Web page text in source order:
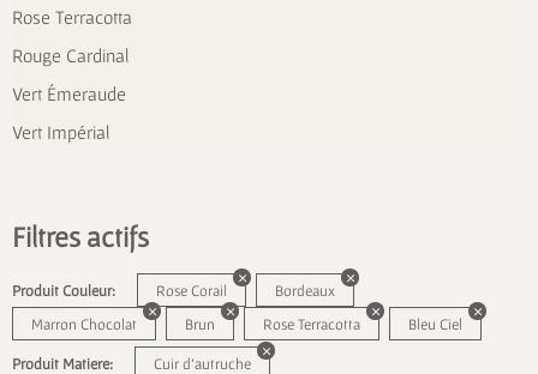
Rose Terracotta
Rouge Cardinal
Vert Émeraude
Vert Impérial
Filtres actifs
Produit Couleur: Rose Corail
Bordeaux
Marron Chocolat
Brun Rose Terracotta Bleu Ciel
Produit Matiere: Cuir d'autruche